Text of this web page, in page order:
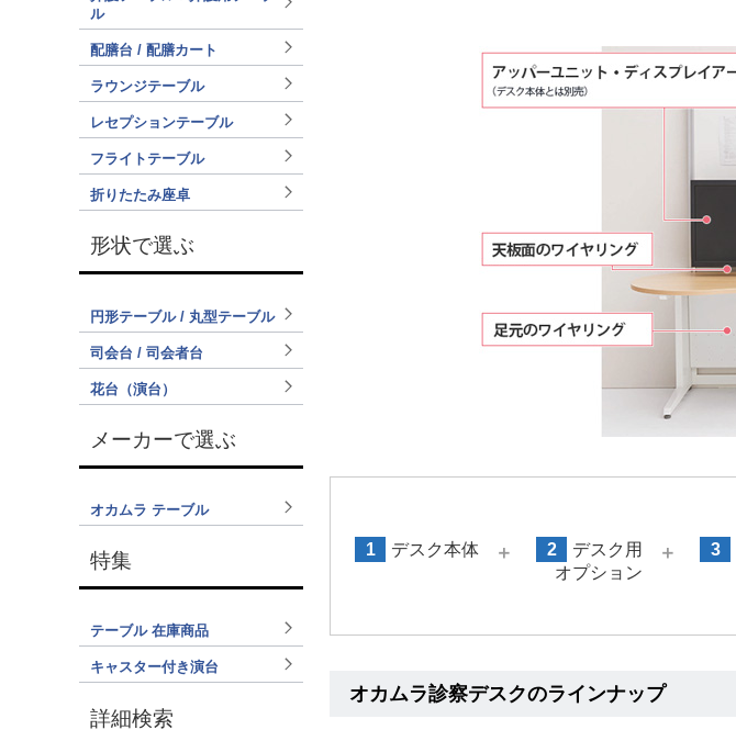
1 デスク本体 ＋ 2
デスク用
オプション
＋ 3
オカムラ診察デスクのラインナップ
ル
配膳台 / 配膳カート
ラウンジテーブル
レセプションテーブル
フライトテーブル
折りたたみ座卓
形状で選ぶ
円形テーブル / 丸型テーブル
司会台 / 司会者台
花台（演台）
メーカーで選ぶ
オカムラ テーブル
特集
テーブル 在庫商品
キャスター付き演台
詳細検索